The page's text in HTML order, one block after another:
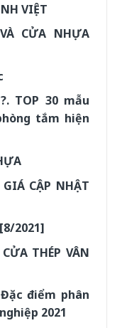
VIỆT
CỬA NHỰA
TOP 30 mẫu
tắm hiện
CẬP NHẬT
2021]
THÉP VÂN
điểm phân
2021